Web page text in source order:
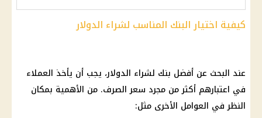
كيفية اختيار البنك المناسب لشراء الدولار
عند البحث عن أفضل بنك لشراء الدولار، يجب أن يأخذ العملاء
في اعتبارهم أكثر من مجرد سعر الصرف. من الأهمية بمكان
النظر في العوامل الأخرى مثل: